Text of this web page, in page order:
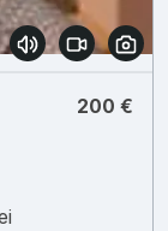
200 €